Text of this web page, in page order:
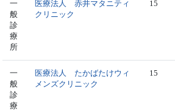
一
般
診
療
所
医療法人 赤井マタニティ
クリニック
15
一
般
診
療
医療法人 たかばたけウィ
メンズクリニック
15